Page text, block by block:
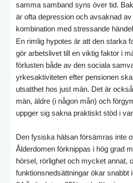
samma samband syns över tid.
är ofta depression och avsaknad
kombination med stressande
En rimlig hypotes är att den starka
gör arbetslivet till en viktig faktor i
förlusten både av den sociala
yrkesaktiviteten efter pensionen
utsatthet hos just män. Det är
män, äldre (i någon mån) och
uppger sig sakna praktiskt stöd i
Den fysiska hälsan försämras inte
Ålderdomen förknippas i hög grad
hörsel, rörlighet och mycket annat,
funktionsnedsättningar ökar snabbt